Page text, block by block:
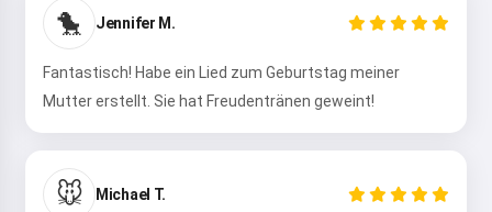
🐤 Jennifer M.
Fantastisch! Habe ein Lied zum Geburtstag meiner
Mutter erstellt. Sie hat Freudentränen geweint!
🐭 Michael T.
Hi 👋
Ich kann Lieder erstellen, Gedichte
schreiben und Glückwünsche 🥰